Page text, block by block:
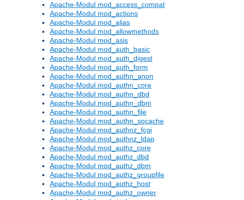
Apache-Modul mod_access_compat
Apache-Modul mod_actions
Apache-Modul mod_alias
Apache-Modul mod_allowmethods
Apache-Modul mod_asis
Apache-Modul mod_auth_basic
Apache-Modul mod_auth_digest
Apache-Modul mod_auth_form
Apache-Modul mod_authn_anon
Apache-Modul mod_authn_core
Apache-Modul mod_authn_dbd
Apache-Modul mod_authn_dbm
Apache-Modul mod_authn_file
Apache-Modul mod_authn_socache
Apache-Modul mod_authnz_fcgi
Apache-Modul mod_authnz_ldap
Apache-Modul mod_authz_core
Apache-Modul mod_authz_dbd
Apache-Modul mod_authz_dbm
Apache-Modul mod_authz_groupfile
Apache-Modul mod_authz_host
Apache-Modul mod_authz_owner